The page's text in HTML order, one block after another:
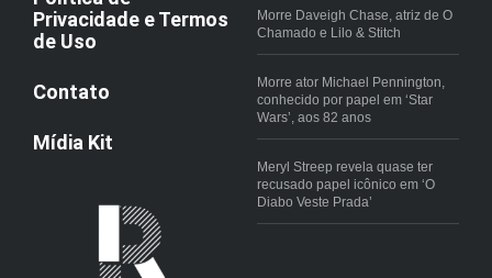
Privacidade e Termos
de Uso
Contato
Mídia Kit
Morre Daveigh Chase, atriz de O
Chamado e Lilo & Stitch
Morre ator Michael Pennington,
conhecido por papel em ‘Star
Wars’, aos 82 anos
Meryl Streep revela quase ter
recusado papel icônico em ‘O
Diabo Veste Prada’